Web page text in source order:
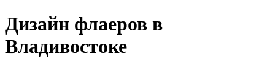
Дизайн флаеров в
Владивостоке